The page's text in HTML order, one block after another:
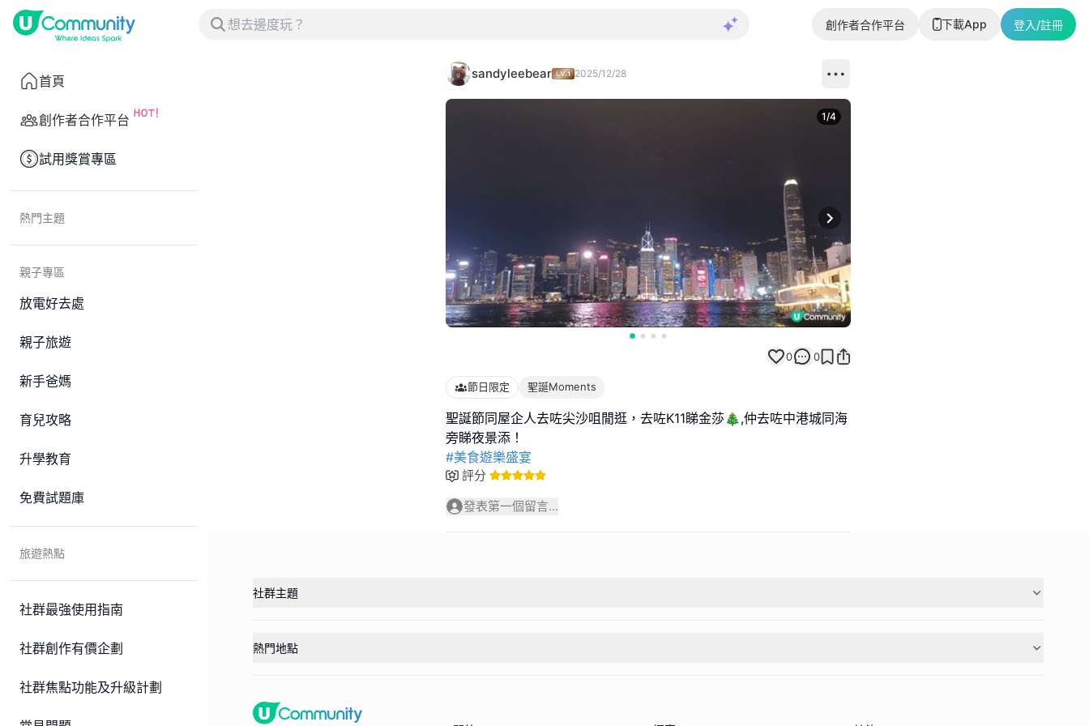
創作者合作平台 下載App 登入/註冊
首頁
創作者合作平台
試用獎賞專區
熱門主題
親子專區
放電好去處
親子旅遊
新手爸媽
育兒攻略
升學教育
免費試題庫
旅遊熱點
社群最強使用指南
社群創作有價企劃
社群焦點功能及升級計劃
sandyleebear 2025/12/28
Next slide
1/4
0 0
節日限定 聖誕Moments
聖誕節同屋企人去咗尖沙咀閒逛，去咗K11睇金莎🎄,仲去咗中港城同海
#美食遊樂盛宴
評分
發表第一個留言...
社群主題
熱門地點